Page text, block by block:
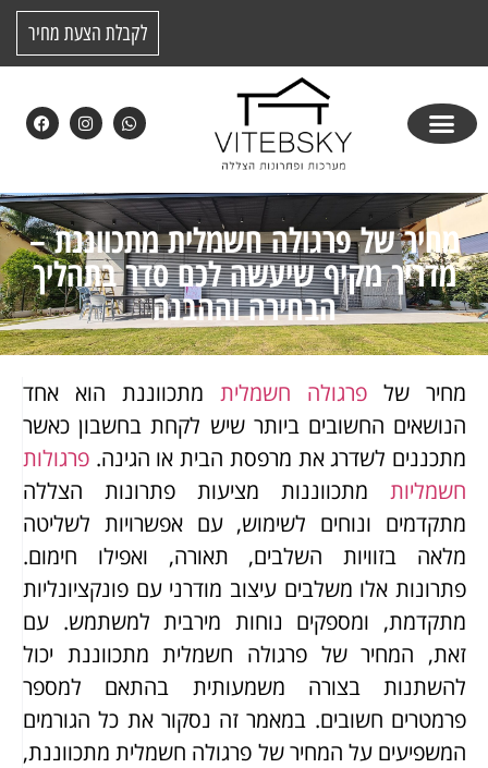
לקבלת הצעת מחיר
מחיר של פרגולה חשמלית מתכווננת –
מדריך מקיף שיעשה לכם סדר בתהליך
הבחירה וההבנה
מחיר של פרגולה חשמלית מתכווננת הוא אחד
הנושאים החשובים ביותר שיש לקחת בחשבון כאשר
מתכננים לשדרג את מרפסת הבית או הגינה. פרגולות
חשמליות מתכווננות מציעות פתרונות הצללה
מתקדמים ונוחים לשימוש, עם אפשרויות לשליטה
מלאה בזוויות השלבים, תאורה, ואפילו חימום.
פתרונות אלו משלבים עיצוב מודרני עם פונקציונליות
מתקדמת, ומספקים נוחות מירבית למשתמש. עם
זאת, המחיר של פרגולה חשמלית מתכווננת יכול
להשתנות בצורה משמעותית בהתאם למספר
פרמטרים חשובים. במאמר זה נסקור את כל הגורמים
המשפיעים על המחיר של פרגולה חשמלית מתכווננת,